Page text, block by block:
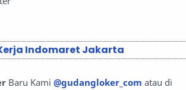
Indomaret Jakarta
Baru Kami @gudangloker_com atau di